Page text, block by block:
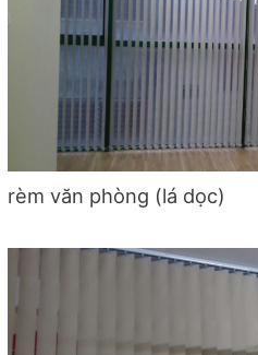
rèm văn phòng (lá dọc)